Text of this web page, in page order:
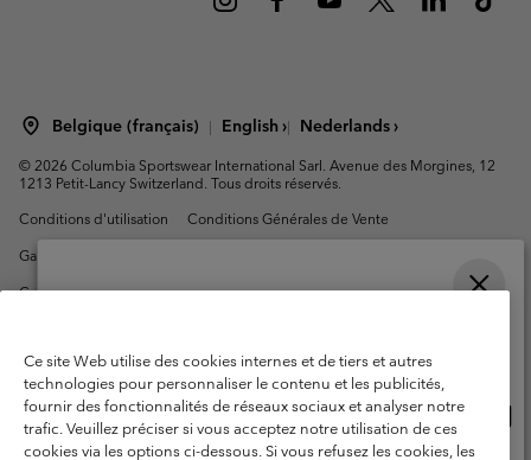
Belgique (français) | English ›| Nederlands ›
©2026 Columbia Sportswear International Sarl. Avenue des Morgines, 12
1213 Petit-Lancy Switzerland. Tous droits réservés.
Conditions d'utilisation
Conditions Générales de Vente
Garanties Légales
Conditions d'utilisation - Membres
Cookies
Service client: Lun - sam de 9h à 13h et de 14h à 18h
(+)3278480783
Ce site Web utilise des cookies internes et de tiers et autres
technologies pour personnaliser le contenu et les publicités,
fournir des fonctionnalités de réseaux sociaux et analyser notre
trafic. Veuillez préciser si vous acceptez notre utilisation de ces
cookies via les options ci-dessous. Si vous refusez les cookies, les
Achats en ligne disponibles
United States